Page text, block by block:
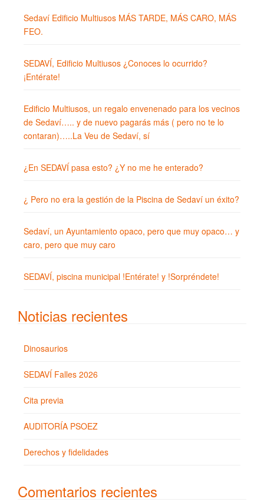
Sedaví Edificio Multiusos MÁS TARDE, MÁS CARO, MÁS
FEO.
SEDAVÍ, Edificio Multiusos ¿Conoces lo ocurrido?
¡Entérate!
Edificio Multiusos, un regalo envenenado para los vecinos
de Sedaví….. y de nuevo pagarás más ( pero no te lo
contaran)…..La Veu de Sedaví, sí
¿En SEDAVÍ pasa esto? ¿Y no me he enterado?
¿ Pero no era la gestión de la Piscina de Sedaví un éxito?
Sedaví, un Ayuntamiento opaco, pero que muy opaco… y
caro, pero que muy caro
SEDAVÍ, piscina municipal !Entérate! y !Sorpréndete!
Noticias recientes
Dinosaurios
SEDAVÍ Falles 2026
Cita previa
AUDITORÍA PSOEZ
Derechos y fidelidades
Comentarios recientes